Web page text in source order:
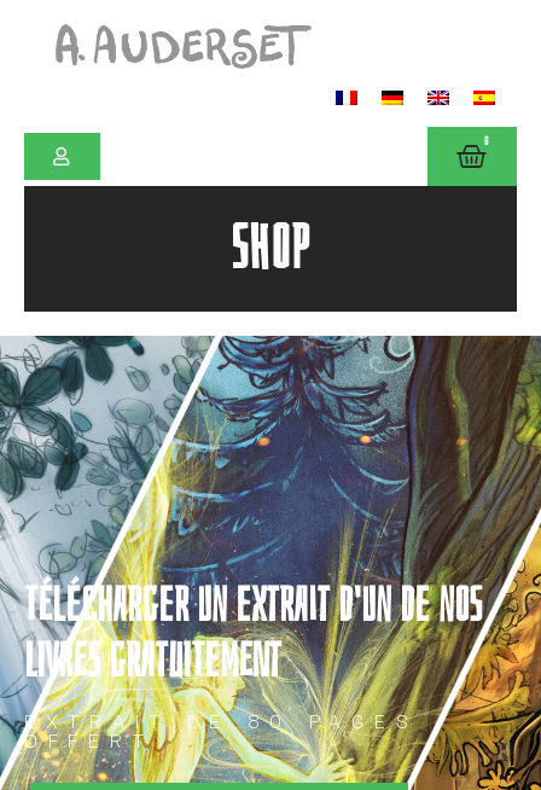
0
SHOP
TÉLÉCHARGER UN EXTRAIT D'UN DE NOS
LIVRES GRATUITEMENT
EXTRAIT DE 80 PAGES
OFFERT